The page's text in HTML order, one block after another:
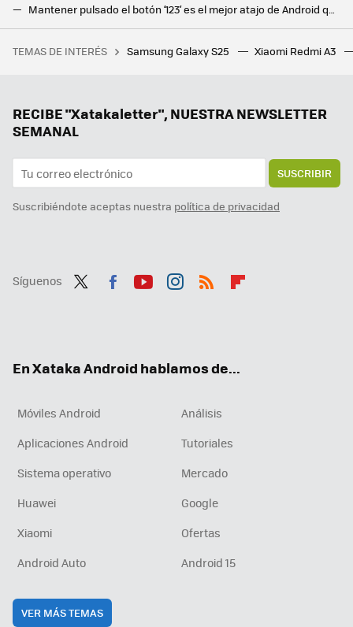
Mantener pulsado el botón ‘123’ es el mejor atajo de Android que no conocía y ahora no puedo dejar de usar
Quedan 10 días para la llegada del mayor éxito anime de todos los tiempos. Fecha, hora y plataformas para ver Guardianes de la Noche: La Fortaleza Infinita en streaming
TEMAS DE INTERÉS Samsung Galaxy S25 Xiaomi Redmi A3
RECIBE "Xatakaletter", NUESTRA NEWSLETTER
SEMANAL
SUSCRIBIR
Suscribiéndote aceptas nuestra política de privacidad
Síguenos
En Xataka Android hablamos de...
Móviles Android
Análisis
Aplicaciones Android
Tutoriales
Sistema operativo
Mercado
Huawei
Google
Xiaomi
Ofertas
Android Auto
Android 15
VER MÁS TEMAS